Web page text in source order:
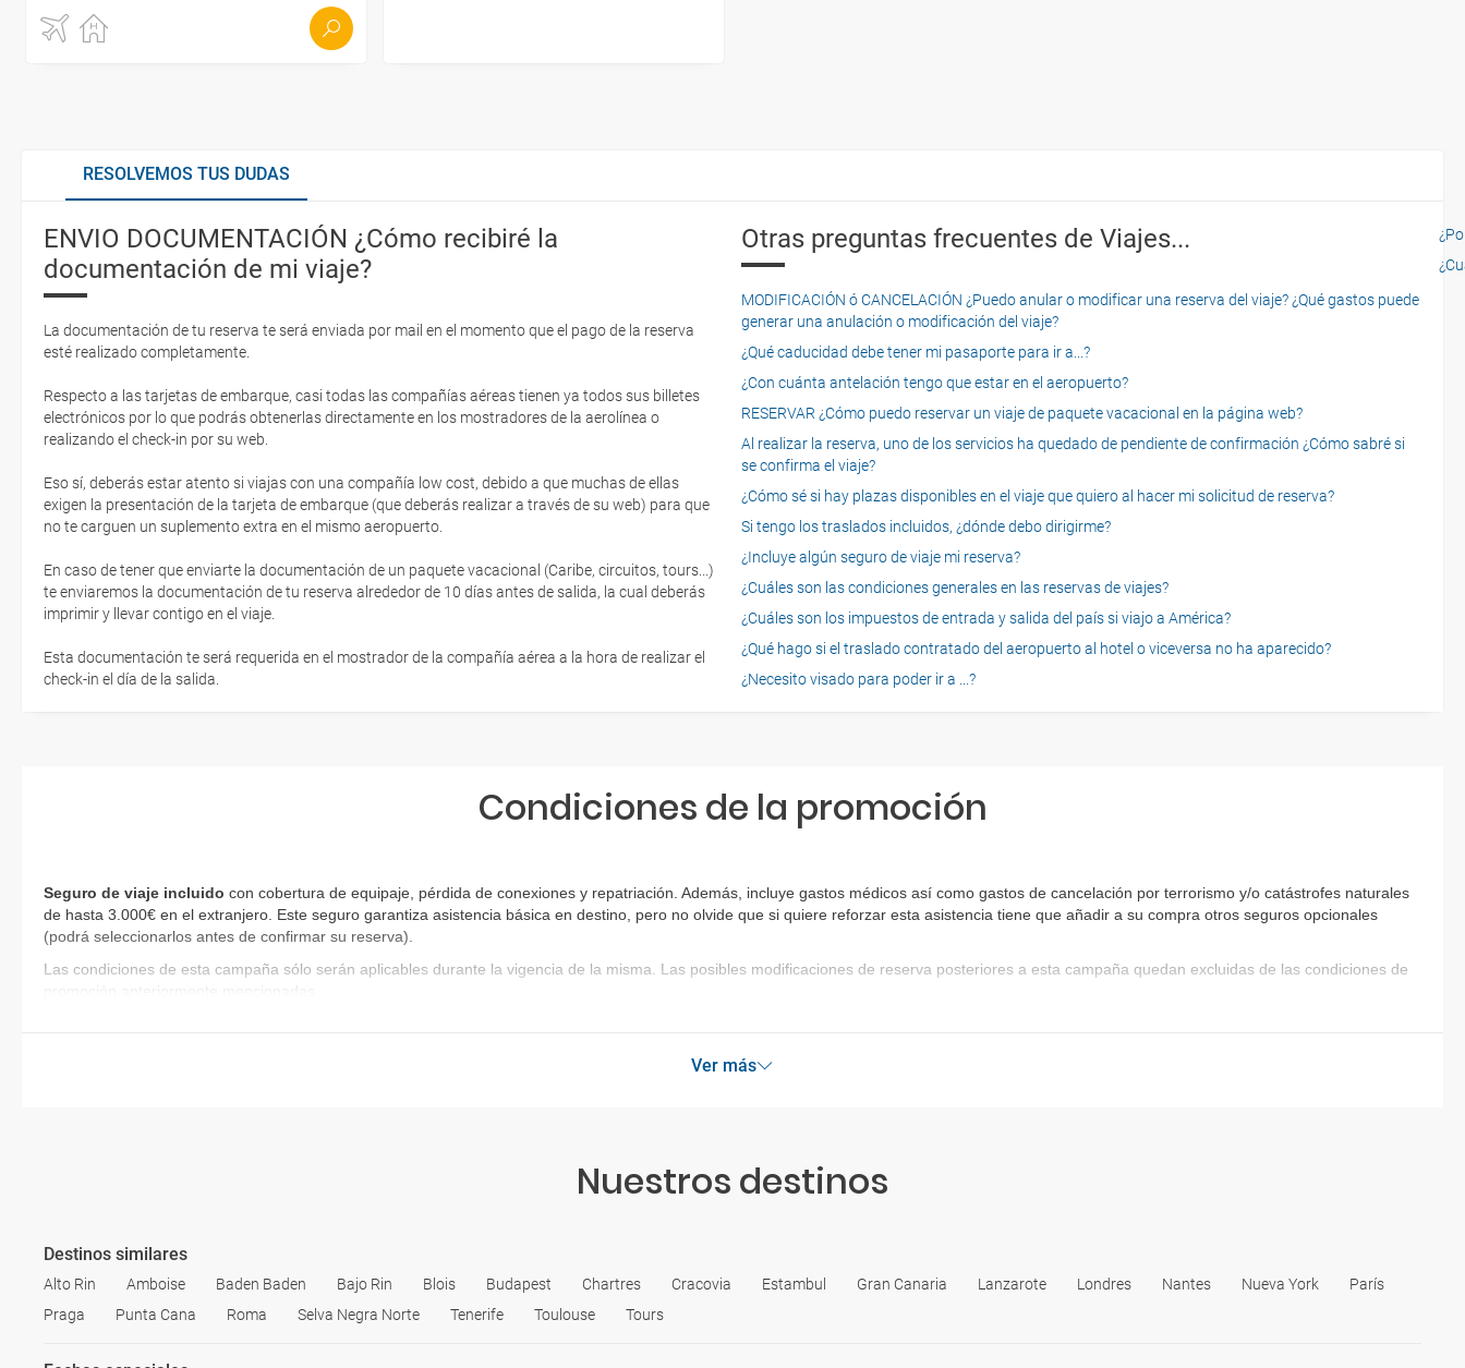
RESOLVEMOS TUS DUDAS
ENVIO DOCUMENTACIÓN ¿Cómo recibiré la
documentación de mi viaje?
La documentación de tu reserva te será enviada por mail en el momento que el pago de la reserva
esté realizado completamente.
Respecto a las tarjetas de embarque, casi todas las compañías aéreas tienen ya todos sus billetes
electrónicos por lo que podrás obtenerlas directamente en los mostradores de la aerolínea o
realizando el check-in por su web.
Eso sí, deberás estar atento si viajas con una compañía low cost, debido a que muchas de ellas
exigen la presentación de la tarjeta de embarque (que deberás realizar a través de su web) para que
no te carguen un suplemento extra en el mismo aeropuerto.
En caso de tener que enviarte la documentación de un paquete vacacional (Caribe, circuitos, tours...)
te enviaremos la documentación de tu reserva alrededor de 10 días antes de salida, la cual deberás
imprimir y llevar contigo en el viaje.
Esta documentación te será requerida en el mostrador de la compañía aérea a la hora de realizar el
check-in el día de la salida.
Otras preguntas frecuentes de Viajes...
MODIFICACIÓN ó CANCELACIÓN ¿Puedo anular o modificar una reserva del viaje? ¿Qué gastos puede
generar una anulación o modificación del viaje?
¿Qué caducidad debe tener mi pasaporte para ir a...?
¿Con cuánta antelación tengo que estar en el aeropuerto?
RESERVAR ¿Cómo puedo reservar un viaje de paquete vacacional en la página web?
Al realizar la reserva, uno de los servicios ha quedado de pendiente de confirmación ¿Cómo sabré si
se confirma el viaje?
¿Cómo sé si hay plazas disponibles en el viaje que quiero al hacer mi solicitud de reserva?
Si tengo los traslados incluidos, ¿dónde debo dirigirme?
¿Incluye algún seguro de viaje mi reserva?
¿Cuáles son las condiciones generales en las reservas de viajes?
¿Cuáles son los impuestos de entrada y salida del país si viajo a América?
¿Qué hago si el traslado contratado del aeropuerto al hotel o viceversa no ha aparecido?
¿Necesito visado para poder ir a ...?
Condiciones de la promoción
Seguro de viaje incluido con cobertura de equipaje, pérdida de conexiones y repatriación. Además, incluye gastos médicos así como gastos de cancelación por terrorismo y/o catástrofes naturales
de hasta 3.000€ en el extranjero. Este seguro garantiza asistencia básica en destino, pero no olvide que si quiere reforzar esta asistencia tiene que añadir a su compra otros seguros opcionales
(podrá seleccionarlos antes de confirmar su reserva)
Las condiciones de esta campaña sólo serán aplicables durante la vigencia de la misma. Las posibles modificaciones de reserva posteriores a esta campaña quedan excluidas de las condiciones de
promoción anteriormente mencionadas.
Ver más
Nuestros destinos
Destinos similares
Alto Rin Amboise Baden Baden Bajo Rin Blois Budapest Chartres Cracovia Estambul Gran Canaria Lanzarote Londres Nantes Nueva York
París
Praga
Punta Cana Roma Selva Negra Norte Tenerife Toulouse Tours